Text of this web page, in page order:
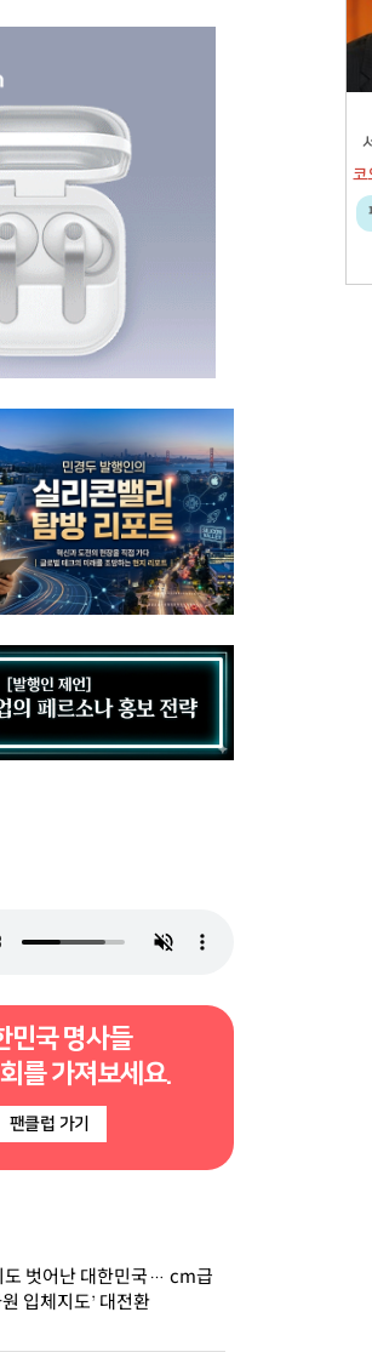
민국 명사들
를 가져보세요.
팬클럽 가기
도 벗어난 대한민국… cm급
원 입체지도’ 대전환